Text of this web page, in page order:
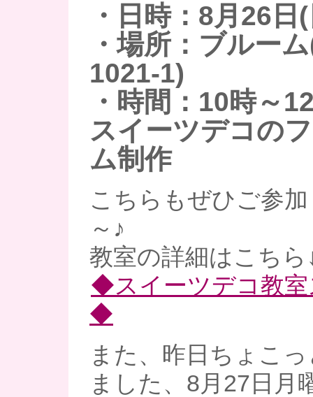
・日時：8月26日
・場所：ブルー
1021-1)
・時間：10時～
スイーツデコの
ム制作
こちらもぜひご参
～♪
教室の詳細はこちら
◆スイーツデコ教室
◆
また、昨日ちょこ
ました、8月27日月